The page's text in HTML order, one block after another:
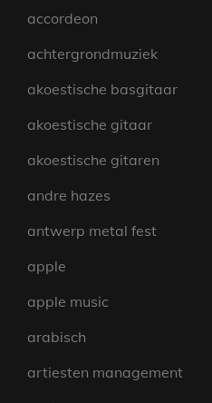
accordeon
achtergrondmuziek
akoestische basgitaar
akoestische gitaar
akoestische gitaren
andre hazes
antwerp metal fest
apple
apple music
arabisch
artiesten management